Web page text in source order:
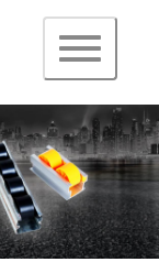
navigation